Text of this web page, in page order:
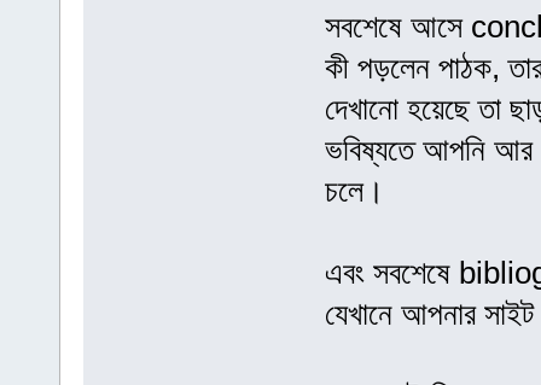
সবশেষে আসে
কী পড়লেন পাঠক,
দেখানো হয়েছে তা
ভবিষ্যতে আপনি আর
চলে।
এবং সবশেষে
যেখানে আপনার